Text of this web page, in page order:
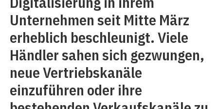
Unternehmen seit Mitte März
erheblich beschleunigt. Viele
Händler sahen sich gezwungen,
neue Vertriebskanäle
einzuführen oder ihre